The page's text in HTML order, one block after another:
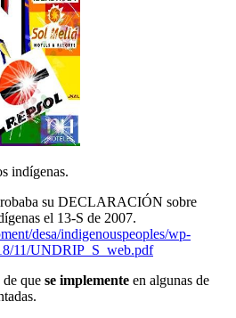
indígenas.
su DECLARACIÓN sobre
el 13-S de 2007.
desa/indigenouspeoples/wp-
11/UNDRIP_S_web.pdf
que se implemente en algunas de